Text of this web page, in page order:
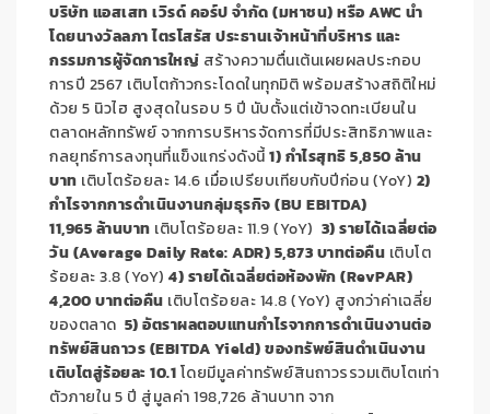
บริษัท แอสเสท เวิรด์ คอร์ป จำกัด (มหาชน) หรือ AWC นำ
โดยนางวัลลภา ไตรโสรัส ประธานเจ้าหน้าที่บริหาร และ
กรรมการผู้จัดการใหญ่ สร้างความตื่นเต้นเผยผลประกอบ
การปี 2567 เติบโตก้าวกระโดดในทุกมิติ พร้อมสร้างสถิติใหม่
ด้วย 5 นิวไฮ สูงสุดในรอบ 5 ปี นับตั้งแต่เข้าจดทะเบียนใน
ตลาดหลักทรัพย์ จากการบริหารจัดการที่มีประสิทธิภาพและ
กลยุทธ์การลงทุนที่แข็งแกร่งดังนี้1) กำไรสุทธิ 5,850 ล้าน
บาท เติบโตร้อยละ 14.6 เมื่อเปรียบเทียบกับปีก่อน (YoY) 2)
กำไรจากการดำเนินงานกลุ่มธุรกิจ (BU EBITDA)
11,965 ล้านบาท เติบโตร้อยละ 11.9 (YoY) 3) รายได้เฉลี่ยต่อ
วัน (Average Daily Rate: ADR) 5,873 บาทต่อคืน เติบโต
ร้อยละ 3.8 (YoY) 4) รายได้เฉลี่ยต่อห้องพัก (RevPAR)
4,200 บาทต่อคืน เติบโตร้อยละ 14.8 (YoY) สูงกว่าค่าเฉลี่ย
ของตลาด 5) อัตราผลตอบแทนกำไรจากการดำเนินงานต่อ
ทรัพย์สินถาวร (EBITDA Yield) ของทรัพย์สินดำเนินงาน
เติบโตสู่ร้อยละ 10.1โดยมีมูลค่าทรัพย์สินถาวรรวมเติบโตเท่า
ตัวภายใน 5 ปี สู่มูลค่า 198,726 ล้านบาท จาก